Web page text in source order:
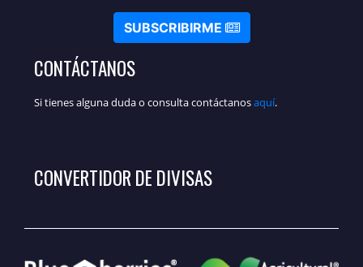
SUBSCRIBIRME
CONTÁCTANOS
Si tienes alguna duda o consulta contáctanosaquí.
CONVERTIDOR DE DIVISAS